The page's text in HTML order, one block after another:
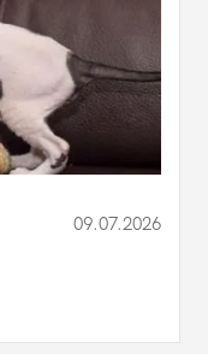
09.07.2026